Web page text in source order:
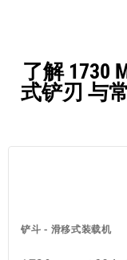
了解 1730
式铲刃 与
铲斗 - 滑移式装载机